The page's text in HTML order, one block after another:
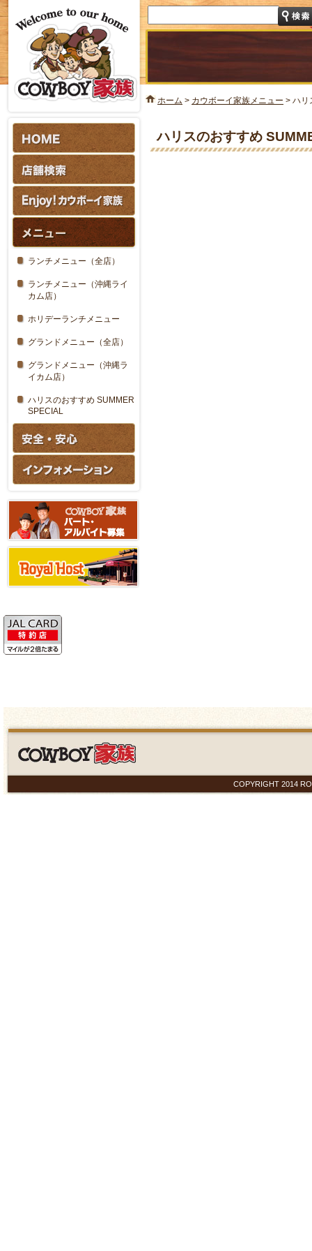
ランチメニュー（全店）
ランチメニュー（沖縄ライ
カム店）
ホリデーランチメニュー
グランドメニュー（全店）
グランドメニュー（沖縄ラ
イカム店）
ハリスのおすすめ SUMMER
SPECIAL
ホーム > カウボーイ家族メニュー > ハリ
ハリスのおすすめ
COPYRIGHT 2014